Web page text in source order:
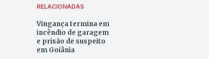
RELACIONADAS
Vingança termina em
incêndio de garagem
e prisão de suspeito
em Goiânia